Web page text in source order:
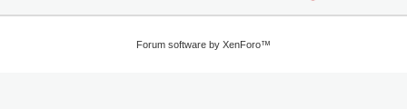
Forum software by XenForo™